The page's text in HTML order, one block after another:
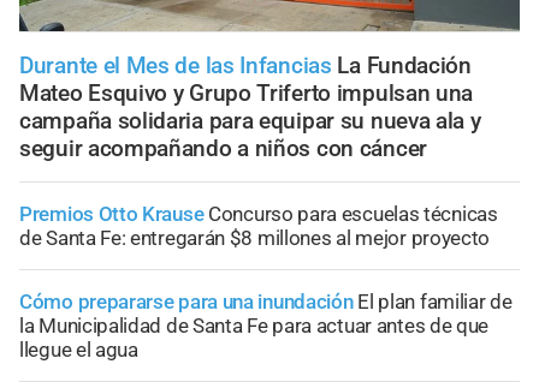
Durante el Mes de las Infancias La Fundación
Mateo Esquivo y Grupo Triferto impulsan una
campaña solidaria para equipar su nueva ala y
seguir acompañando a niños con cáncer
Premios Otto Krause Concurso para escuelas técnicas
de Santa Fe: entregarán $8 millones al mejor proyecto
Cómo prepararse para una inundación El plan familiar de
la Municipalidad de Santa Fe para actuar antes de que
llegue el agua